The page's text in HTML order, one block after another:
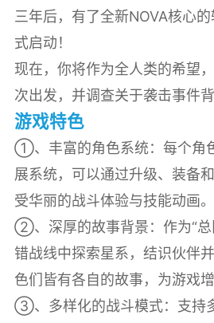
三年后，有了全新NOVA核心
式启动！
现在，你将作为全人类的希望
次出发，并调查关于袭击事件背
游戏特色
①、丰富的角色系统：每个角
展系统，可以通过升级、装备
受华丽的战斗体验与技能动画。
②、深厚的故事背景：作为“总
错战线中探索星系，结识伙伴
色们皆有各自的故事，为游戏增
③、多样化的战斗模式：支持